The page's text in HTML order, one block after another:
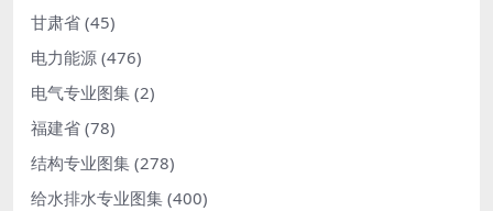
甘肃省 (45)
电力能源 (476)
电气专业图集 (2)
福建省 (78)
结构专业图集 (278)
给水排水专业图集 (400)